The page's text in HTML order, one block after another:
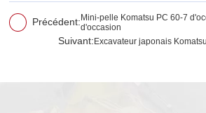
Précédent:Mini-pelle Komatsu PC 60-7
d'occasion
Suivant: Excavateur japonais